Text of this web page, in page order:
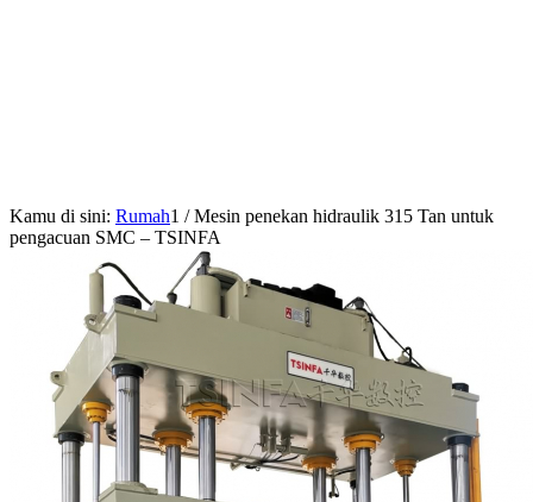
Kamu di sini: Rumah1 / Mesin penekan hidraulik 315 Tan untuk
pengacuan SMC – TSINFA